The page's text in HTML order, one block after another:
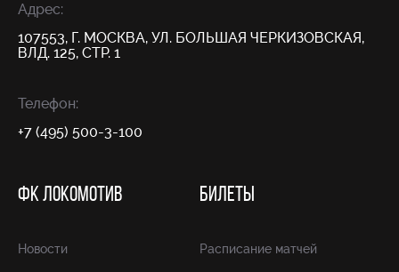
Адрес:
107553, Г. МОСКВА, УЛ. БОЛЬШАЯ ЧЕРКИЗОВСКАЯ,
ВЛД. 125, СТР. 1
Телефон:
+7 (495) 500-3-100
ФК ЛОКОМОТИВ
Новости
БИЛЕТЫ
Расписание матчей